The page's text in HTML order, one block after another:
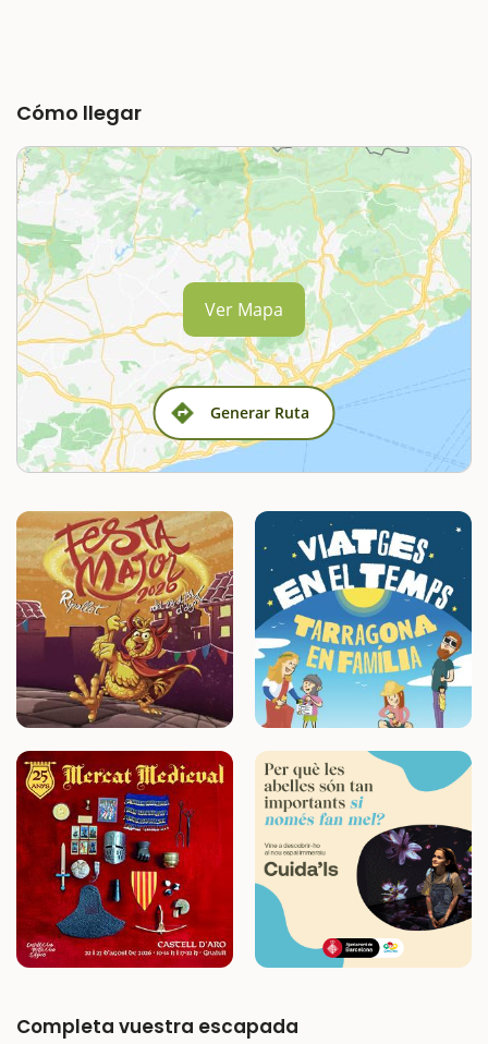
Cómo llegar
Generar Ruta
Ver Mapa
Completa vuestra escapada